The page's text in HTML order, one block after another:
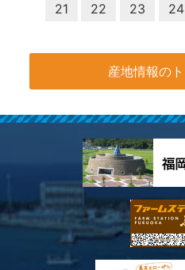
21
22 23 24
産地情報の